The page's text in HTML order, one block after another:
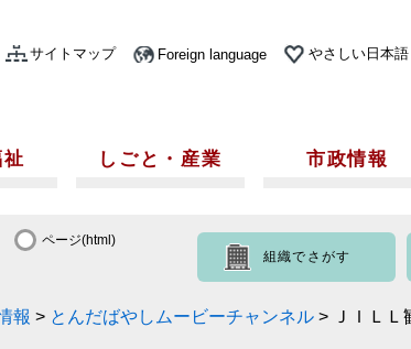
サイトマップ Foreign language やさしい日本語
祉 しごと・産業 市政情報
ページ(html)
組織でさがす
報 > とんだばやしムービーチャンネル > ＪＩＬ